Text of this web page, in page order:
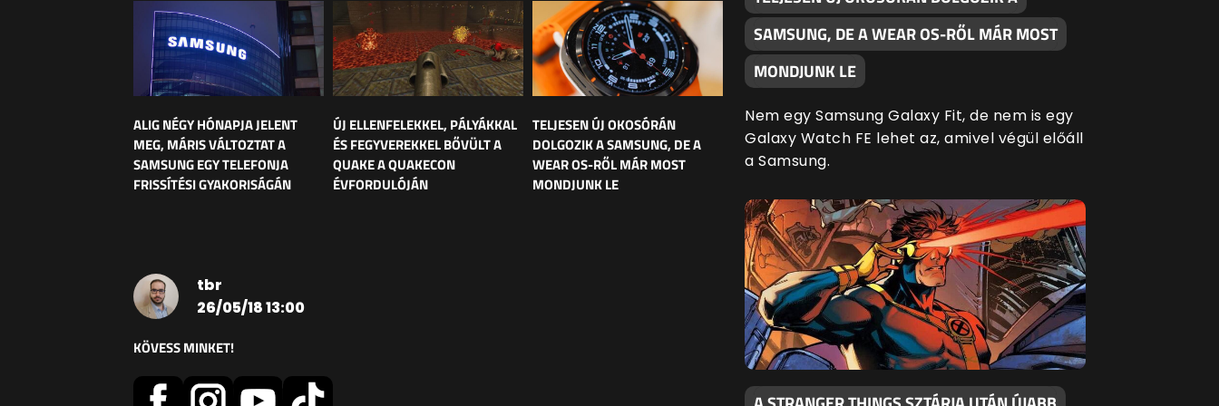
ALIG NÉGY HÓNAPJA JELENT
MEG, MÁRIS VÁLTOZTAT A
SAMSUNG EGY TELEFONJA
FRISSÍTÉSI GYAKORISÁGÁN
ÚJ ELLENFELEKKEL, PÁLYÁKKAL
ÉS FEGYVEREKKEL BŐVÜLT A
QUAKE A QUAKECON
ÉVFORDULÓJÁN
TELJESEN ÚJ OKOSÓRÁN
DOLGOZIK A SAMSUNG, DE A
WEAR OS-RŐL MÁR MOST
MONDJUNK LE
tbr
26/05/18 13:00
KÖVESS MINKET!
SAMSUNG, DE A WEAR OS-RŐL MÁR MOST
MONDJUNK LE
Nem egy Samsung Galaxy Fit, de nem is egy
Galaxy Watch FE lehet az, amivel végül előáll
a Samsung.